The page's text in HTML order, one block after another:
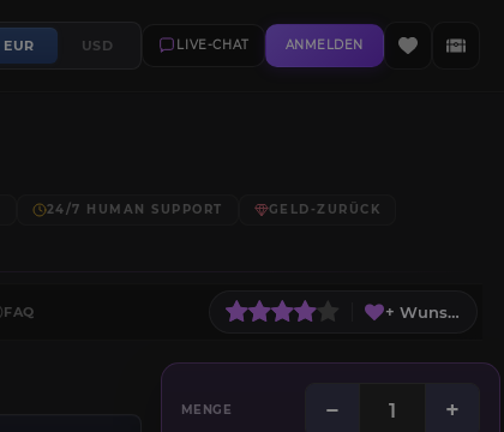
EUR USD LIVE-CHAT ANMELDEN
24/7 HUMAN SUPPORT
GELD-ZURÜCK
FAQ + Wunschliste
MENGE − +